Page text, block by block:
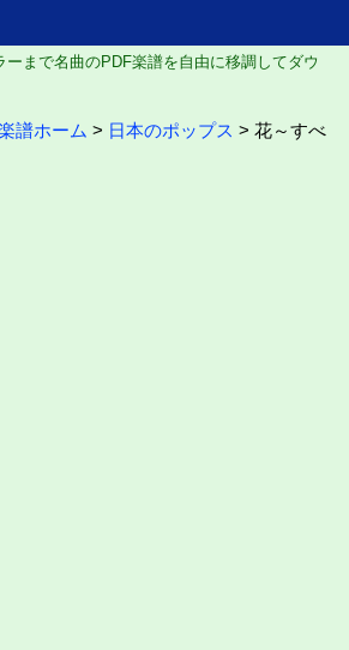
ーまで名曲のPDF楽譜を自由に移調してダウ
譜ホーム > 日本のポップス > 花～すべ